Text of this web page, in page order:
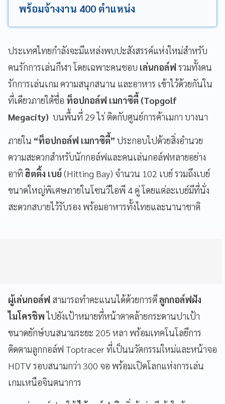
พร้อมจ้างงาน 400 ตำแหน่ง
ประเทศไทยกำลังจะมีแหล่งพบปะสังสรรค์แห่งใหม่สำหรับ
คนรักการเล่นกีฬา โดยเฉพาะคนชอบ เล่นกอล์ฟ รวมทั้งคน
รักการเล่นเกม ความสนุกสนาน และอาหาร เข้าไว้ด้วยกันใน
ที่เดียวภายใต้ชื่อ ท็อปกอล์ฟ เมกาซิตี้ (Topgolf
Megacity) บนพื้นที่ 29 ไร่ ติดกับศูนย์การค้าเมกา บางนา
ภายใน “ท็อปกอล์ฟ เมกาซิตี้” ประกอบไปด้วยสิ่งอำนวย
ความสะดวกสำหรับนักกอล์ฟและคนเล่นกอล์ฟหลายอย่าง
อาทิ ฮิตติ้ง เบย์ (Hitting Bay) จำนวน 102 เบย์ รวมถึงเบย์
ขนาดใหญ่พิเศษภายในโซนวีไอพี 4 คู่ โดยแต่ละเบย์มีที่นั่ง
สะดวกสบายไว้รับรอง พร้อมอาหารทั้งไทยและนานาชาติ
ผู้เล่นกอล์ฟ สามารถทำคะแนนได้ด้วยการตีลูกกอล์ฟฝัง
ไมโครชิพไปยังเป้าหมายที่หน้าตาคล้ายกระดานปาเป้า
ขนาดยักษ์บนสนามระยะ 205 หลา พร้อมเทคโนโลยีการ
ติดตามลูกกอล์ฟ Toptracer ที่เป็นนวัตกรรมใหม่และหน้าจอ
HDTV รอบสนามกว่า 300 จอ พร้อมเปิดโลกแห่งการเล่น
เกมเหนือจินตนาการ